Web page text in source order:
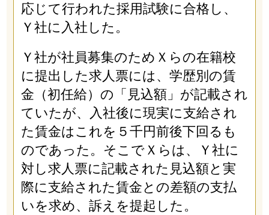
応じて行われた採用試験に合格し、
Ｙ社に入社した。
Ｙ社が社員募集のためＸらの在籍校
に提出した求人票には、学歴別の賃
金（初任給）の「見込額」が記載され
ていたが、入社後に現実に支給され
た賃金はこれを５千円前後下回るも
のであった。そこでＸらは、Ｙ社に
対し求人票に記載された見込額と実
際に支給された賃金との差額の支払
いを求め、訴えを提起した。